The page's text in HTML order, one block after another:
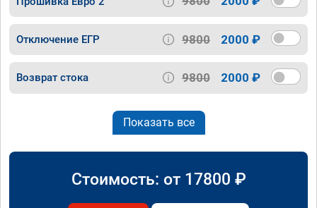
Отключение ЕГР 9800 2000 ₽
Возврат стока 9800 2000 ₽
Показать все
Стоимость: от 17800 ₽